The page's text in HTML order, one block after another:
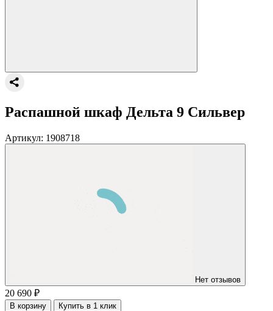
Распашной шкаф Дельта 9 Сильвер
Артикул: 1908718
Нет отзывов
20 690 ₽
В корзину Купить в 1 клик